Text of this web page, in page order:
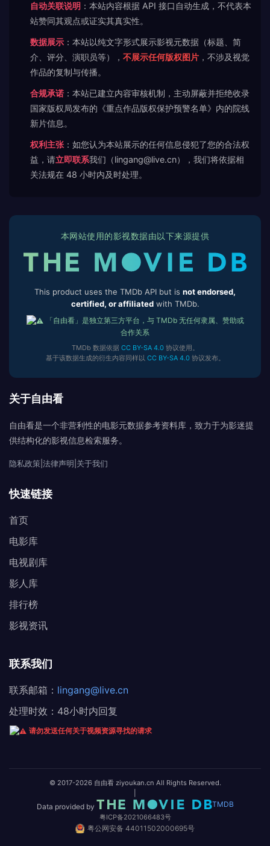
自动关联说明 ：本站内容根据 API 接口自动生成，不代表本
站赞同其观点或证实其真实性。
数据展示 ：本站以纯文字形式展示影视元数据（标题、简
介、评分、演职员等）， 不展示任何版权图片 ，不涉及视觉
作品的复制与传播。
合规承诺 ：本站已建立内容审核机制，主动屏蔽并拒绝收录
国家版权局发布的《重点作品版权保护预警名单》内的院线
新片信息。
权利主张 ：如您认为本站展示的任何信息侵犯了您的合法权
益，请立即联系我们（lingang@live.cn），我们将依据相
关法规在 48 小时内及时处理。
本网站使用的影视数据由以下来源提供
This product uses the TMDb API but is not endorsed,
certified, or affiliatedwith TMDb.
「自由看」是独立第三方平台，与 TMDb 无任何隶属、赞助或
合作关系
TMDb 数据依据 CC BY-SA 4.0协议使用。
基于该数据生成的衍生内容同样以 CC BY-SA 4.0协议发布。
关于自由看
自由看是一个非营利性的电影元数据参考资料库，致力于为影迷提
供结构化的影视信息检索服务。
隐私政策 法律声明 关于我们
快速链接
首页
电影库
电视剧库
影人库
排行榜
影视资讯
联系我们
联系邮箱： lingang@live.cn
处理时效：48小时内回复
请勿发送任何关于视频资源寻找的请求
© 2017-2026 自由看 ziyoukan.cn All Rights Reserved.
Data provided by TMDB
粤ICP备2021066483号
粤公网安备 44011502000695号